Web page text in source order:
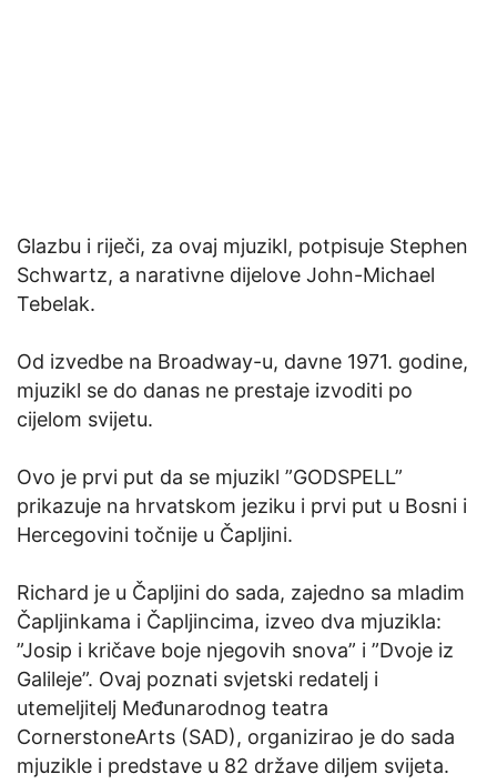
Glazbu i riječi, za ovaj mjuzikl, potpisuje Stephen
Schwartz, a narativne dijelove John-Michael
Tebelak.
Od izvedbe na Broadway-u, davne 1971. godine,
mjuzikl se do danas ne prestaje izvoditi po
cijelom svijetu.
Ovo je prvi put da se mjuzikl ”GODSPELL”
prikazuje na hrvatskom jeziku i prvi put u Bosni i
Hercegovini točnije u Čapljini.
Richard je u Čapljini do sada, zajedno sa mladim
Čapljinkama i Čapljincima, izveo dva mjuzikla:
”Josip i kričave boje njegovih snova” i ”Dvoje iz
Galileje”. Ovaj poznati svjetski redatelj i
utemeljitelj Međunarodnog teatra
CornerstoneArts (SAD), organizirao je do sada
mjuzikle i predstave u 82 države diljem svijeta.